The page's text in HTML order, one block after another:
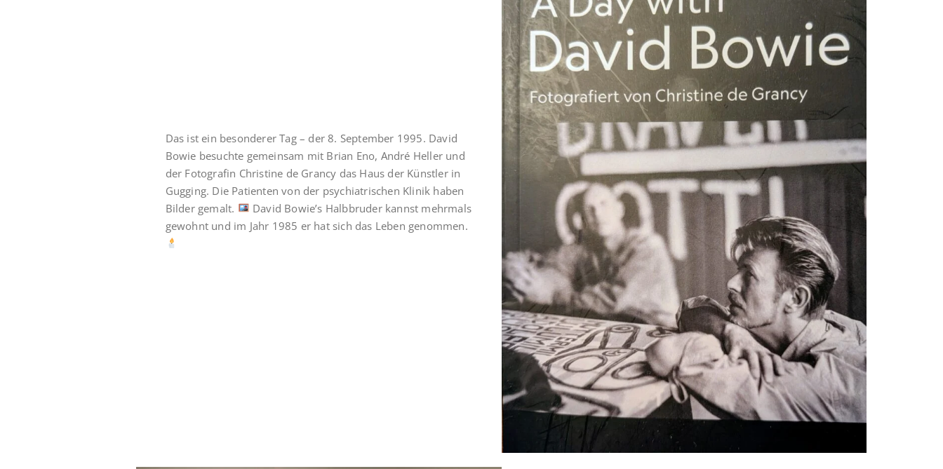
Das ist ein besonderer Tag – der 8. September 1995. David
Bowie besuchte gemeinsam mit Brian Eno, André Heller und
der Fotografin Christine de Grancy das Haus der Künstler in
Gugging. Die Patienten von der psychiatrischen Klinik haben
Bilder gemalt.
David Bowie’s Halbbruder kannst mehrmals
gewohnt und im Jahr 1985 er hat sich das Leben genommen.